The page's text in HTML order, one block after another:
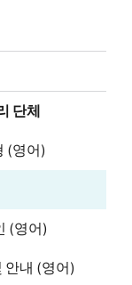
단체
(영어)
(영어)
안내 (영어)